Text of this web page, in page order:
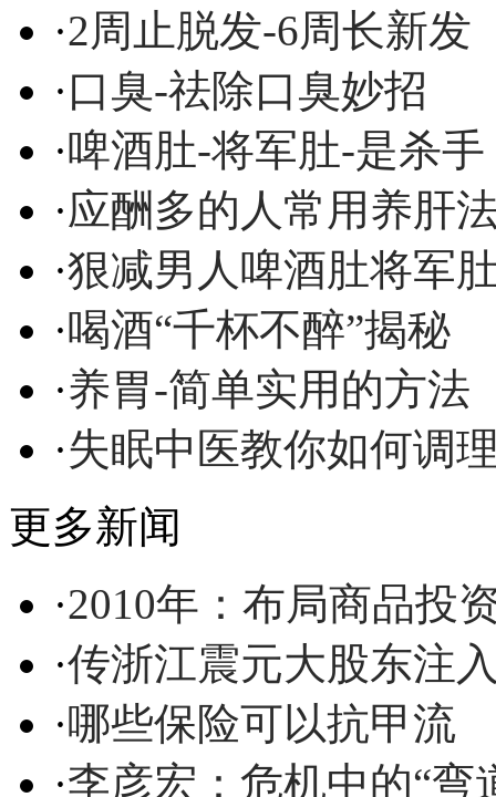
·2周止脱发-6周长新发
·口臭-祛除口臭妙招
·啤酒肚-将军肚-是杀手
·应酬多的人常用养肝
·狠减男人啤酒肚将军
·喝酒“千杯不醉”揭秘
·养胃-简单实用的方法
·失眠中医教你如何调
更多新闻
·2010年：布局商品投
·传浙江震元大股东注
·哪些保险可以抗甲流
·李彦宏：危机中的“弯